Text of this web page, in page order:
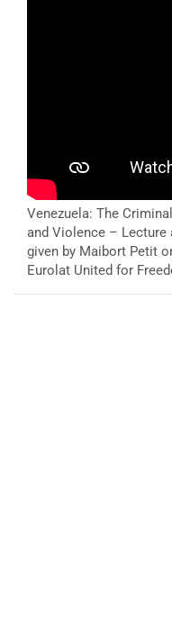
Venezuela: The
and Violence – Lecture
given by Maibort Petit
Eurolat United for